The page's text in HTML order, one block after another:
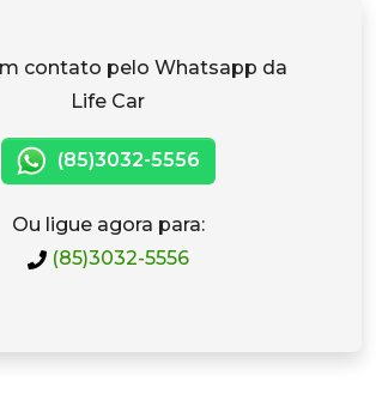
contato pelo Whatsapp da
Life Car
(85)3032-5556
Ou ligue agora para:
(85)3032-5556